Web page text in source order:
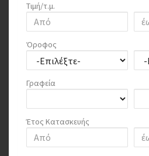
Τιμή/τ.μ.
Όροφος
Γραφεία
Έτος Κατασκευής